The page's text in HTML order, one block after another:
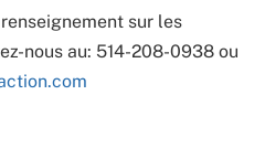
sur les
nous au: 514-208-0938 ou